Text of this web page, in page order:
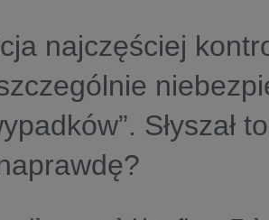
najczęściej
Słyszał